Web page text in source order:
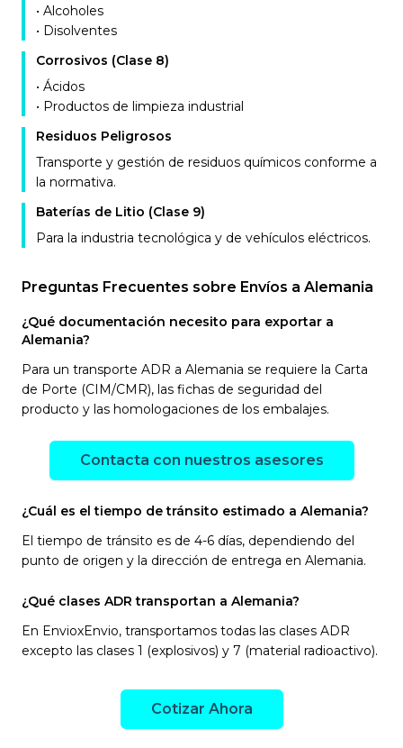
• Alcoholes
• Disolventes
Corrosivos (Clase 8)
• Ácidos
• Productos de limpieza industrial
Residuos Peligrosos
Transporte y gestión de residuos químicos conforme a
la normativa.
Baterías de Litio (Clase 9)
Para la industria tecnológica y de vehículos eléctricos.
Preguntas Frecuentes sobre Envíos a Alemania
¿Qué documentación necesito para exportar a
Alemania?
Para un transporte ADR a Alemania se requiere la Carta
de Porte (CIM/CMR), las fichas de seguridad del
producto y las homologaciones de los embalajes.
Contacta con nuestros asesores
¿Cuál es el tiempo de tránsito estimado a Alemania?
El tiempo de tránsito es de 4-6 días, dependiendo del
punto de origen y la dirección de entrega en Alemania.
¿Qué clases ADR transportan a Alemania?
En EnvioxEnvio, transportamos todas las clases ADR
excepto las clases 1 (explosivos) y 7 (material radioactivo).
Cotizar Ahora